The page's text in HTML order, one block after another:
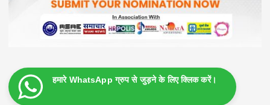
हमारे WhatsApp ग्रुप से जुड़ने के लिए क्लिक करें।